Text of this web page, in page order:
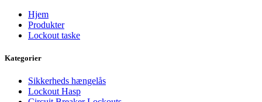
Hjem
Produkter
Lockout taske
Kategorier
Sikkerheds hængelås
Lockout Hasp